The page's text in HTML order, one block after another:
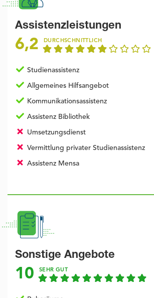
Assistenzleistungen
6,2 DURCHSCHNITTLICH
Studienassistenz
Allgemeines Hilfsangebot
Kommunikationsassistenz
Assistenz Bibliothek
Umsetzungsdienst
Vermittlung privater Studienassistenz
Assistenz Mensa
Sonstige Angebote
10 SEHR GUT